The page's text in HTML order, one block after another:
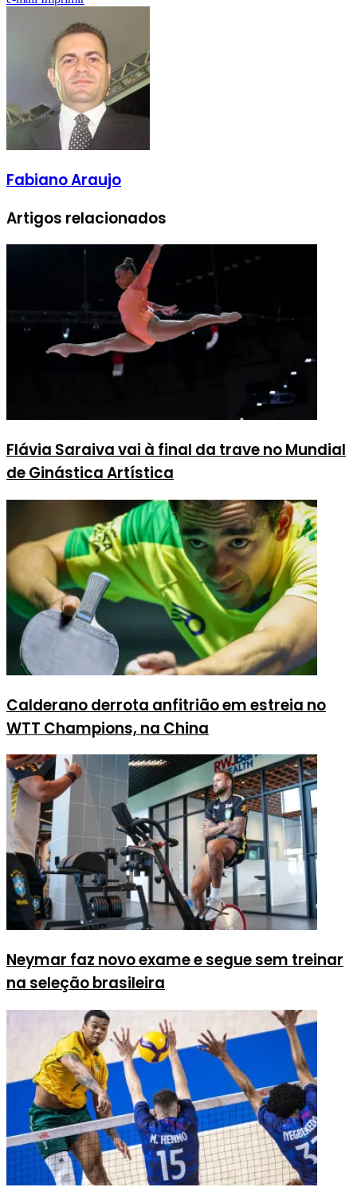
Fabiano Araujo
Artigos relacionados
Flávia Saraiva vai à final da trave no Mundial
de Ginástica Artística
Calderano derrota anfitrião em estreia no
WTT Champions, na China
Neymar faz novo exame e segue sem treinar
na seleção brasileira